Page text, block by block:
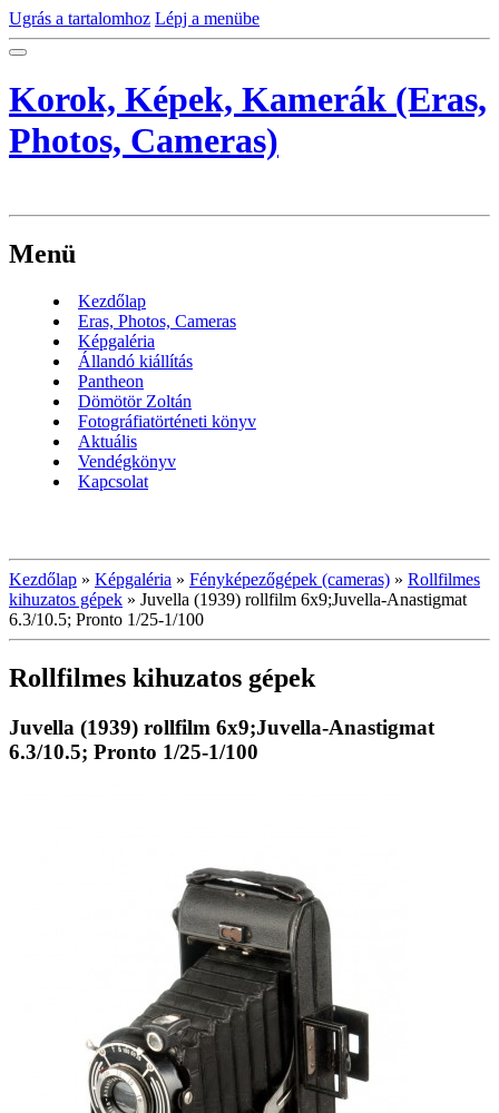
Ugrás a tartalomhoz Lépj a menübe
Korok, Képek, Kamerák (Eras,
Photos, Cameras)
Menü
Kezdőlap
Eras, Photos, Cameras
Képgaléria
Állandó kiállítás
Pantheon
Dömötör Zoltán
Fotográfiatörténeti könyv
Aktuális
Vendégkönyv
Kapcsolat
Kezdőlap » Képgaléria » Fényképezőgépek (cameras) » Rollfilmes
kihuzatos gépek » Juvella (1939) rollfilm 6x9;Juvella-Anastigmat
6.3/10.5; Pronto 1/25-1/100
Rollfilmes kihuzatos gépek
Juvella (1939) rollfilm 6x9;Juvella-Anastigmat
6.3/10.5; Pronto 1/25-1/100